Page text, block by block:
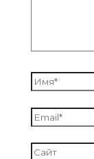
Имя*
Email*
Сайт